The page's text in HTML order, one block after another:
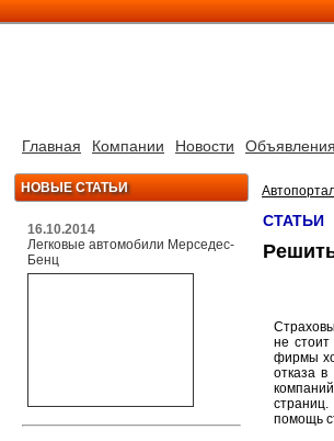
Главная Компании Новости Объявления
НОВЫЕ СТАТЬИ
16.10.2014
Легковые автомобили Мерседес-
Бенц
СТАТЬИ
не
фирмы
отказа
помощь